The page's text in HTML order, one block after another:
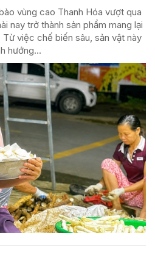
vùng cao Thanh Hóa vượt qua
nay trở thành sản phẩm mang lại
việc chế biến sâu, sản vật này
hướng...